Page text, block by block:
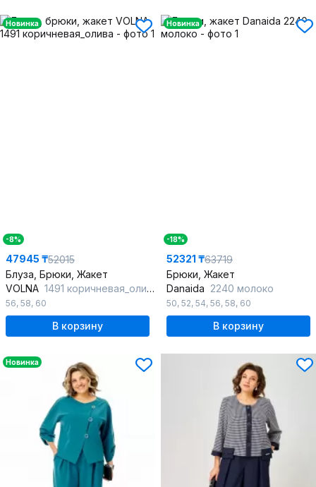
Новинка
-8%
47945 ₸52015
Блуза, Брюки, Жакет
VOLNA 1491 коричневая_олива
56, 58, 60
В корзину
Новинка
-18%
52321 ₸63719
Брюки, Жакет
Danaida 2240 молоко
50, 52, 54, 56, 58, 60
В корзину
Новинка